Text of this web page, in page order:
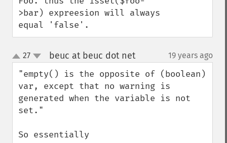
>bar) expreesion will always
equal 'false'.
up
down
27 beuc at beuc dot net¶ 19 years ago
"empty() is the opposite of (boolean)
var, except that no warning is
generated when the variable is not
set."